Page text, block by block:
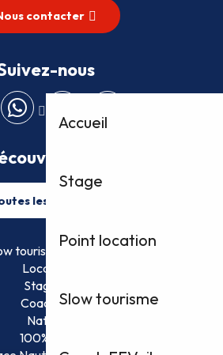
Accueil
Stage
Point location
Slow tourisme
contacter
nous
plus
les activités
tourisme FFVoile
Location
Stage
Coaching
Nature
100% Fun